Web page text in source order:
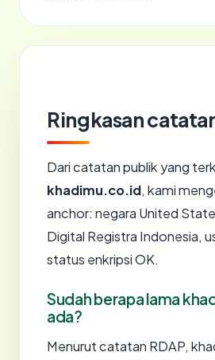
Ringkasan
Dari catatan publik yang
khadimu.co.id, kami
anchor: negara United
Digital Registra Indonesia,
status enkripsi OK.
Sudah berapa lama
ada?
Menurut catatan RDAP,